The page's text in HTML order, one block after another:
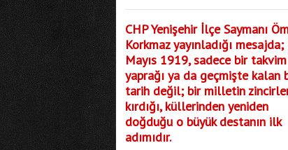
CHP Yenişehir İlçe Saymanı
Korkmaz yayınladığı
Mayıs 1919, sadece bir takvim
yaprağı ya da geçmişte kalan
tarih değil; bir milletin
kırdığı, küllerinden yeniden
doğduğu o büyük destanın ilk
adımıdır.